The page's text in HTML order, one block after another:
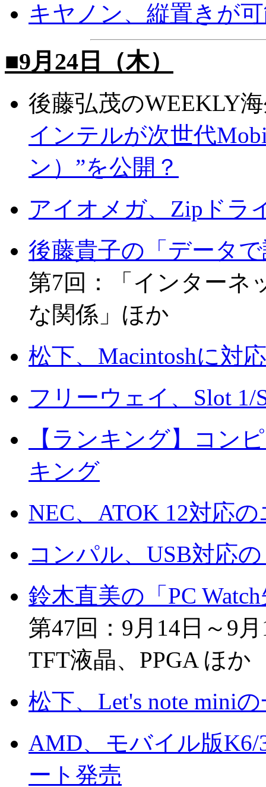
キヤノン、縦置きが
■9月24日（木）
後藤弘茂のWEEKLY
インテルが次世代
ン）”を公開？
アイオメガ、Zipドラ
後藤貴子の「データ
第7回：「インターネ
な関係」ほか
松下、Macintoshに対
フリーウェイ、Slot
【ランキング】コン
キング
NEC、ATOK 12対応
コンパル、USB対応
鈴木直美の「PC
第47回：9月14日～9
TFT液晶、PPGA ほか
松下、Let's note mini
AMD、モバイル版K6/
ート発売